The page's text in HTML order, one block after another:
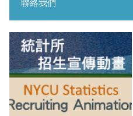
聯絡我們